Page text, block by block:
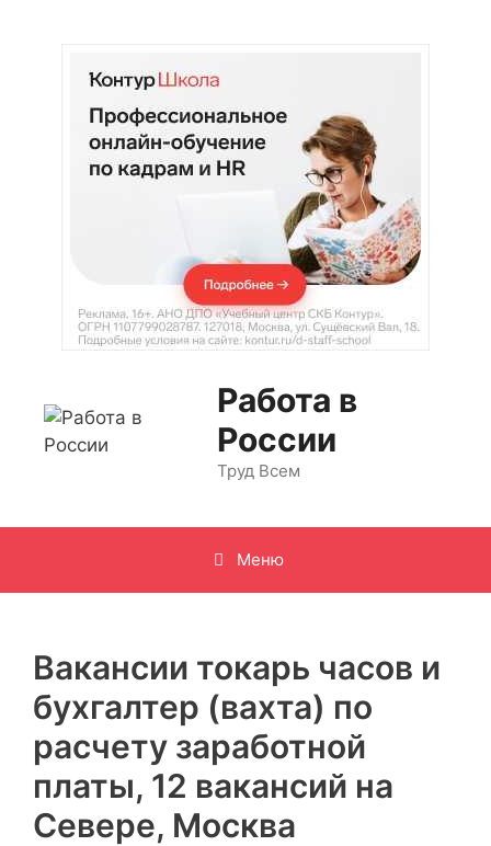
содержимому
Работа в
России
Труд Всем
Меню
Вакансии токарь часов и
бухгалтер (вахта) по
расчету заработной
платы, 12 вакансий на
Севере, Москва